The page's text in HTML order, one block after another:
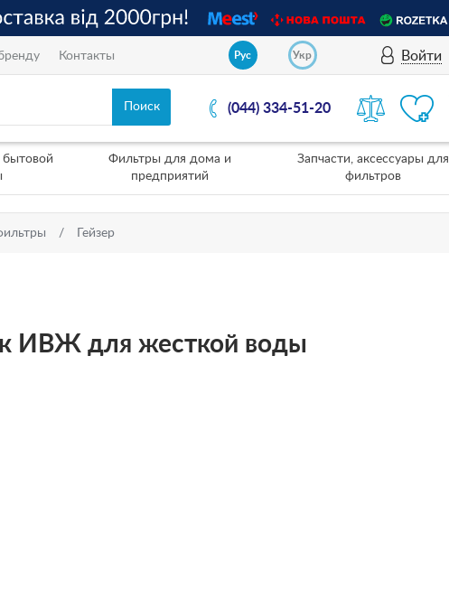
Контакты Рус Укр Войти
(044) 334-51-20
Фильтры для дома и
предприятий
Запчасти, аксессуары для
фильтров
Гейзер
ИВЖ для жесткой воды